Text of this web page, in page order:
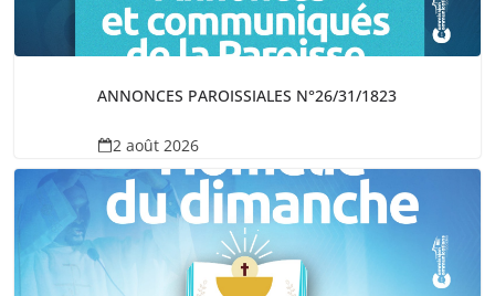
ANNONCES PAROISSIALES N°26/31/1823
2 août 2026